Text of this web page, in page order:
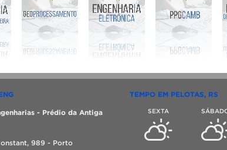
- Prédio da Antiga
989 - Porto
TEMPO EM PELOTAS, RS
SEXTA